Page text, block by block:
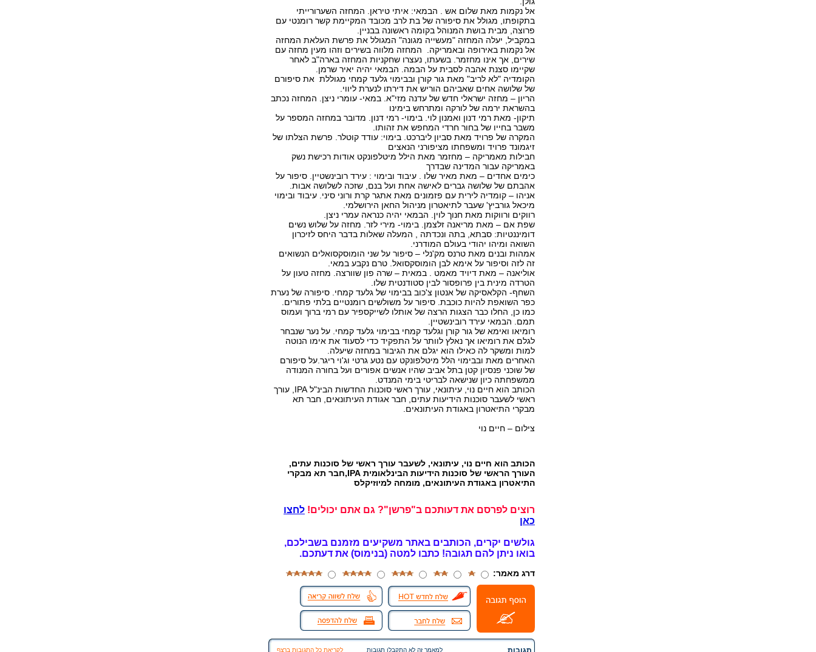
אל נקמות מאת שלום אש . הבמאי: איתי טיראן. המחזה השערורייתי
בתקופתו, מגולל את סיפורה של בת לרב מכובד המקיימת קשר רומנטי עם
פרוצה, מבית בושת המנוהל בקומה ראשונה בבניין.
במקביל, יעלה המחזה "מעשייה מגונה" המגולל את פרשת העלאת המחזה
אל נקמות באירופה ובאמריקה. המחזה מלווה בשירים וזהו מעין מחזה עם
שירים, אך אינו מחזמר. בשעתו, נעצרו שחקניות המחזה בארה"ב לאחר
שקיימו סצנת אהבה לסבית על הבמה. הבמאי יהיה יאיר שרמן.
הקומדיה "לא לריב" מאת גור קורן ובבימוי גלעד קמחי מגוללת את סיפורם
של שלושה אחים שאביהם הוריש את דירתו לנערת ליווי.
הריון – מחזה ישראלי חדש של עדנה מזי"א. במאי- עומרי ניצן. המחזה נכתב
בהשראת ירמה של לורקה ומתרחש בימינו
תיקון- מאת רמי דנון ואמנון לוי. בימוי- רמי דנון. מדובר במחזה המספר על
משבר בחייו של בחור חרדי המחפש את זהותו.
המקרה של פרויד מאת סביון ליברכט. בימוי: עודד קוטלר. פרשת הצלתו של
זיגמונד פרויד ומשפחתו מציפורני הנאצים
חבילות מאמריקה – מחזמר מאת הילל מיטלפונקט אודות רכישת נשק
באמריקה עבור המדינה שבדרך
כימים אחדים – מאת מאיר שלו . עיבוד ובימוי : עירד רובינשטיין. סיפור על
אהבתם של שלושה גברים לאישה אחת ועל בנם, שזכה לשלושה אבות.
אניהו – קומדיה לירית עם פזמונים מאת אתגר קרת ורוני סיני. עיבוד ובימוי
מיכאל גורביץ' שעבר לתיאטרון מניהול החאן הירושלמי.
רווקים ורווקות מאת חנוך לוין. הבמאי יהיה כנראה עמרי ניצן.
שפת אם – מאת מריאנה זלצמן. בימוי- מירי לזר. מחזה על שלוש נשים
דומיננטיות: סבתא, בתה ונכדתה , המעלה שאלות בדבר היחס לזיכרון
השואה ומיהו יהודי בעולם המודרני.
אמהות ובנים מאת טרנס מק'נלי – סיפור על שני הומוסקסואלים הנשואים
זה לזה וסיפור על אימא לבן הומוסקסואל. טרם נקבע במאי.
אוליאנה – מאת דיויד מאמט . במאית – שרה פון שוורצה. מחזה טעון על
הטרדה מינית בין פרופסור לבין סטודנטית שלו.
השחף- הקלאסיקה של אנטון צ'כוב בבימוי של גלעד קמחי. סיפורה של נערת
כפר השואפת להיות כוכבת. סיפור על משולשים רומנטיים בלתי פתורים.
כמו כן, החלו כבר הצגות הרצה של אותלו לשייקספיר עם רמי ברוך ועמוס
תמם. הבמאי עירד רובינשטיין.
רומיאו ואימא של גור קורן וגלעד קמחי בבימוי גלעד קמחי. על נער שנבחר
לגלם את רומיאו אך נאלץ לוותר על התפקיד כדי לסעוד את אימו הנוטה
למות ומשקר לה כאילו הוא יגלם את הגיבור במחזה שיעלה.
האחרים מאת ובבימוי הלל מיטלפונקט עם נטע גרטי וג'וי ריגר.על סיפורם
של שוכני פנסיון קטן בתל אביב שהיו אנשים אפורים ועל בחורה המנודה
ממשפחתה כיון שנישאה לבריטי בימי המנדט.
הכותב הוא חיים נוי, עיתונאי, עורך ראשי סוכנות החדשות הבינ"ל IPA, עורך
ראשי לשעבר סוכנות הידיעות עתים, חבר אגודת העיתונאים, חבר תא
מבקרי התיאטרון באגודת העיתונאים.
צילום – חיים נוי
הכותב הוא חיים נוי, עיתונאי, לשעבר עורך ראשי של סוכנות עתים,
העורך הראשי של סוכנות הידיעות הבינלאומית IPA,חבר תא מבקרי
התיאטרון באגודת העיתונאים, מומחה למיוזיקלס
רוצים לפרסם את דעותכם ב"פרשן"? גם אתם יכולים! לחצו
כאן
גולשים יקרים, הכותבים באתר משקיעים מזמנם בשבילכם,
בואו ניתן להם תגובה! כתבו למטה (בנימוס) את דעתכם.
דרג מאמר:
למאמר זה לא התקבלו תגובות לקריאת כל התגובות ברצף